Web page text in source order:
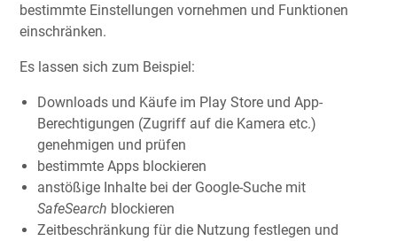
bestimmte Einstellungen vornehmen und Funktionen
einschränken.
Es lassen sich zum Beispiel:
Downloads und Käufe im Play Store und App-
Berechtigungen (Zugriff auf die Kamera etc.)
genehmigen und prüfen
bestimmte Apps blockieren
anstößige Inhalte bei der Google-Suche mit
SafeSearch blockieren
Zeitbeschränkung für die Nutzung festlegen und